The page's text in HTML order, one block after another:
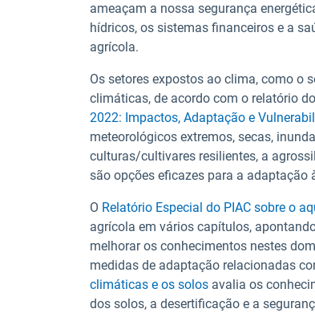
ameaçam a nossa segurança
hídricos, os sistemas financeiros e a
agrícola.
Os setores expostos ao clima, como o
climáticas, de acordo com o relatório
2022: Impactos, Adaptação e
meteorológicos extremos, secas,
culturas/cultivares resilientes, a
são opções eficazes para a adaptação
O Relatório Especial do PIAC sobre o
agrícola em vários capítulos,
melhorar os conhecimentos nestes
medidas de adaptação relacionadas
climáticas e os solos avalia os
dos solos, a desertificação e a